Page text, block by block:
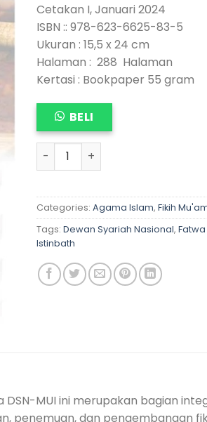
Cetakan I, Januari 2024
ISBN :: 978-623-6625-83-5
Ukuran : 15,5 x 24 cm
Halaman : 288 Halaman
Kertasi : Bookpaper 55 gram
BELI
METODOLOGI ISTINBATH
Categories: Agama Islam, Fikih
Tags: Dewan Syariah Nasional, Fatwa
Istinbath
DSN-MUI ini merupakan bagian
penemuan, dan pengembangan